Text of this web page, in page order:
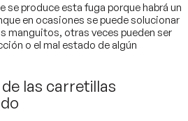
se produce esta fuga porque habrá un
en ocasiones se puede solucionar
manguitos, otras veces pueden ser
o el mal estado de algún
las carretillas